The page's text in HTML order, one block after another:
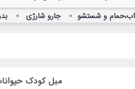
و شستشو جارو شارژی
مبل کودک